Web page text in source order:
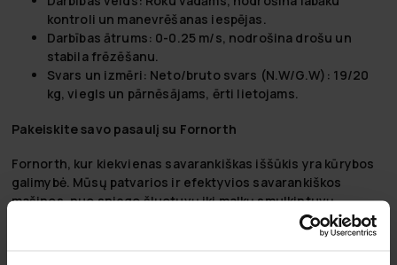
kontroli un manevrēšanas iespējas.
Darbības ātrums: 0-0.25 m/s, nodrošina drošu un
stabila frēzēšanu.
Svars un izmēri: Neto/bruto svars (N.W/G.W): 19/20
kg, viegls un pārnēsājams, ērti lietojams.
Pakeiskite savo pasaulį su Fornorth
Fornorth, kur kiekvienas savarankiškas iššūkis yra kūrybos
galimybė. Mūsų patvarios ir efektyvios savarankiškos
mašinos, nuo sniego šluotuvų iki malkų smulkintuvų,
sukurtos tam, kad suteiktų jums galios jūsų projektams,
padarydamos lengviau kurti jūsų pasaulį taip, kaip jūs tai